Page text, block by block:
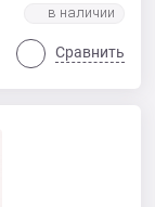
Сравнить